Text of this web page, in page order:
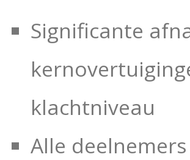
Significante
klachtniveau
Alle